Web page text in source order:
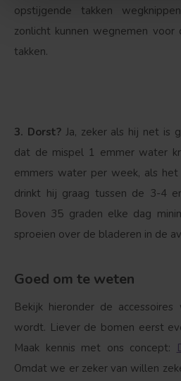
opstijgende takken
zonlicht kunnen wegnemen voor
takken.
3. Dorst?Ja, zeker als hij net is
dat de mispel 1 emmer water
emmers water per week, als
drinkt hij graag tussen de 3-4
Boven 35 graden elke dag
sproeien over de bladeren in de
Goed om te weten
Bekijk hieronder de
wordt. Liever de bomen eerst
Maak kennis met ons concept:
Omdat we er zeker van willen